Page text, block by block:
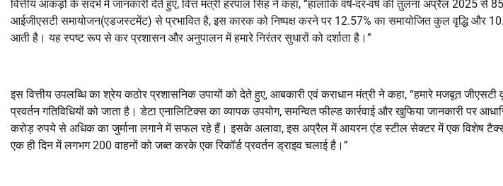
वित्तीय आंकड़ों के संदर्भ में जानकारी देते हुए, वित्त मंत्री हरपाल सिंह ने कहा, “हालांकि वर्ष-दर-वर्ष की तुलना अप्रैल 2025
आईजीएसटी समायोजन(एडजस्टमेंट) से प्रभावित है, इस कारक को निष्पक्ष करने पर 12.57% का समायोजित कुल वृद्धि और
आती है। यह स्पष्ट रूप से कर प्रशासन और अनुपालन में हमारे निरंतर सुधारों को दर्शाता है।”
इस वित्तीय उपलब्धि का श्रेय कठोर प्रशासनिक उपायों को देते हुए, आबकारी एवं कराधान मंत्री ने कहा, “हमारे मजबूत
प्रवर्तन गतिविधियों को जाता है। डेटा एनालिटिक्स का व्यापक उपयोग, समन्वित फील्ड कार्रवाई और खुफिया जानकारी पर
करोड़ रुपये से अधिक का जुर्माना लगाने में सफल रहे हैं। इसके अलावा, इस अप्रैल में आयरन एंड स्टील सेक्टर में एक विशेष टैक्स
एक ही दिन में लगभग 200 वाहनों को जब्त करके एक रिकॉर्ड प्रवर्तन ड्राइव चलाई है।”